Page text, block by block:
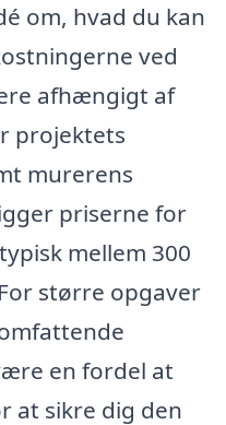
om, hvad du kan
ved
afhængigt af
projektets
murerens
priserne for
mellem 300
større opgaver
en fordel at
at sikre dig den